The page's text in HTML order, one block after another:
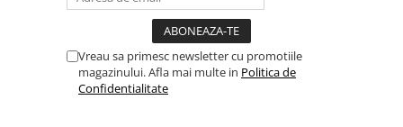
Vreau sa primesc newsletter cu promotiile
magazinului. Afla mai multe in Politica de
Confidentialitate